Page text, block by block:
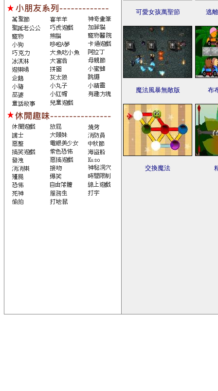
可愛女孩萬聖節 逃
魔法風暴無敵版 布
交換魔法